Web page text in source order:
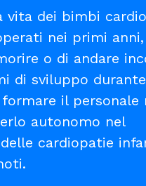
vita dei bimbi
nei primi anni,
o di andare
di sviluppo
il personale
autonomo nel
cardiopatie